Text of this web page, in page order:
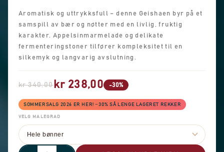
Aromatisk og uttrykksfull – denne Geishaen byr på et
samspill av bær og nøtter med en livlig, fruktig
karakter. Appelsinmarmelade og delikate
fermenteringstoner tilfører kompleksitet til en
silkemyk og langvarig avslutning.
kr 340,00kr 238,00 -30%
SOMMERSALG 2026 ER HER! −30% SÅ LENGE LAGERET REKKER
VELG MALEGRAD